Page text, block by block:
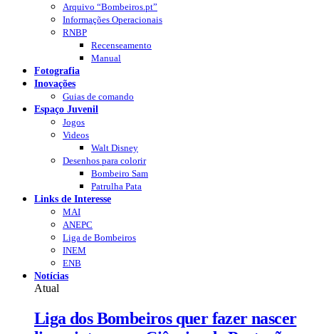
Arquivo “Bombeiros.pt”
Informações Operacionais
RNBP
Recenseamento
Manual
Fotografia
Inovações
Guias de comando
Espaço Juvenil
Jogos
Videos
Walt Disney
Desenhos para colorir
Bombeiro Sam
Patrulha Pata
Links de Interesse
MAI
ANEPC
Liga de Bombeiros
INEM
ENB
Notícias
Atual
Liga dos Bombeiros quer fazer nascer